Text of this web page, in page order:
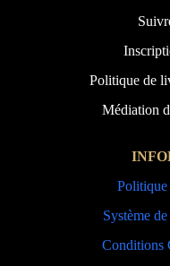
Politique de
Médiation
Système
Conditions